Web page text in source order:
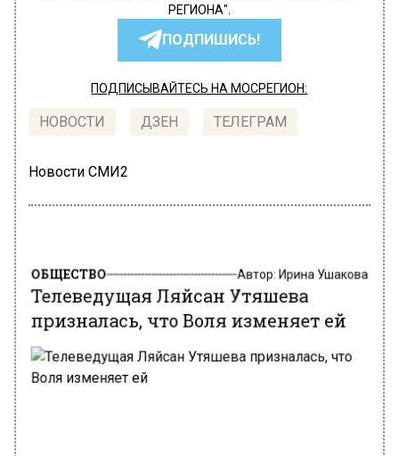
РЕГИОНА".
ПОДПИШИСЬ!
ПОДПИСЫВАЙТЕСЬ НА МОСРЕГИОН:
НОВОСТИ ДЗЕН ТЕЛЕГРАМ
Новости СМИ2
ОБЩЕСТВО
Телеведущая Ляйсан Утяшева
призналась, что Воля изменяет ей